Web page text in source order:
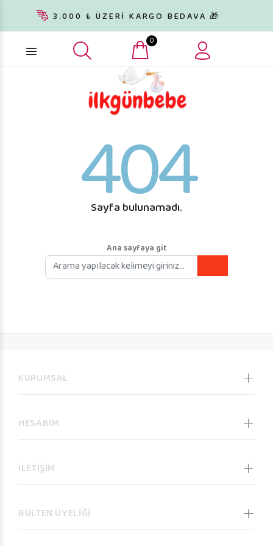
3.000 ₺ ÜZERİ KARGO BEDAVA 🎁
Ürün arama... 0
404
Sayfa bulunamadı.
Ana sayfaya git
KURUMSAL
HESABIM
İLETİŞİM
BÜLTEN ÜYELİĞİ